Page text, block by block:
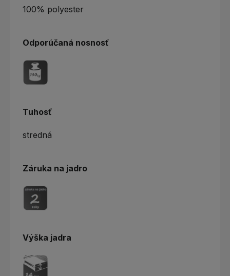
100% polyester
Odporúčaná nosnosť
Tuhosť
stredná
Záruka na jadro
Výška jadra